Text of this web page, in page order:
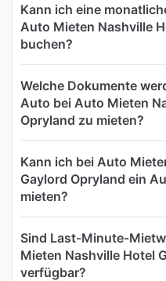
Kann ich eine
Auto Mieten Nashville
buchen?
Welche Dokumente
Auto bei Auto Mieten
Opryland zu mieten?
Kann ich bei Auto
Gaylord Opryland ein
mieten?
Sind
Mieten Nashville Hotel
verfügbar?